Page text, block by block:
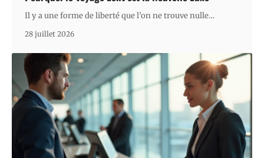
Il y a une forme de liberté que l’on ne trouve nulle…
28 juillet 2026